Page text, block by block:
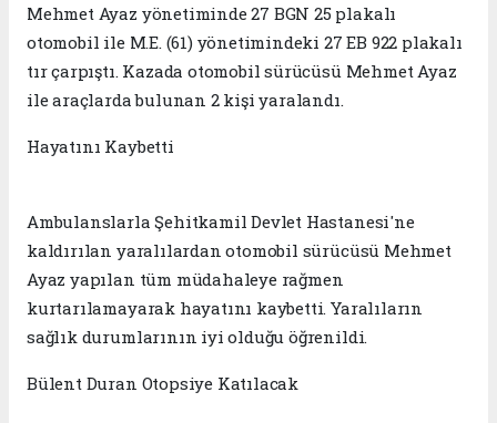
Mehmet Ayaz yönetiminde 27 BGN 25 plakalı
otomobil ile M.E. (61) yönetimindeki 27 EB 922 plakalı
tır çarpıştı. Kazada otomobil sürücüsü Mehmet Ayaz
ile araçlarda bulunan 2 kişi yaralandı.
Hayatını Kaybetti
Ambulanslarla Şehitkamil Devlet Hastanesi'ne
kaldırılan yaralılardan otomobil sürücüsü Mehmet
Ayaz yapılan tüm müdahaleye rağmen
kurtarılamayarak hayatını kaybetti. Yaralıların
sağlık durumlarının iyi olduğu öğrenildi.
Bülent Duran Otopsiye Katılacak